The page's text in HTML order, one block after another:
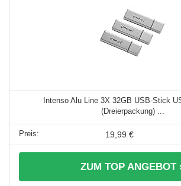
Intenso Alu Line 3X 32GB USB-Stick
(Dreierpackung) ...
19,99 €
ZUM TOP ANGEBOT